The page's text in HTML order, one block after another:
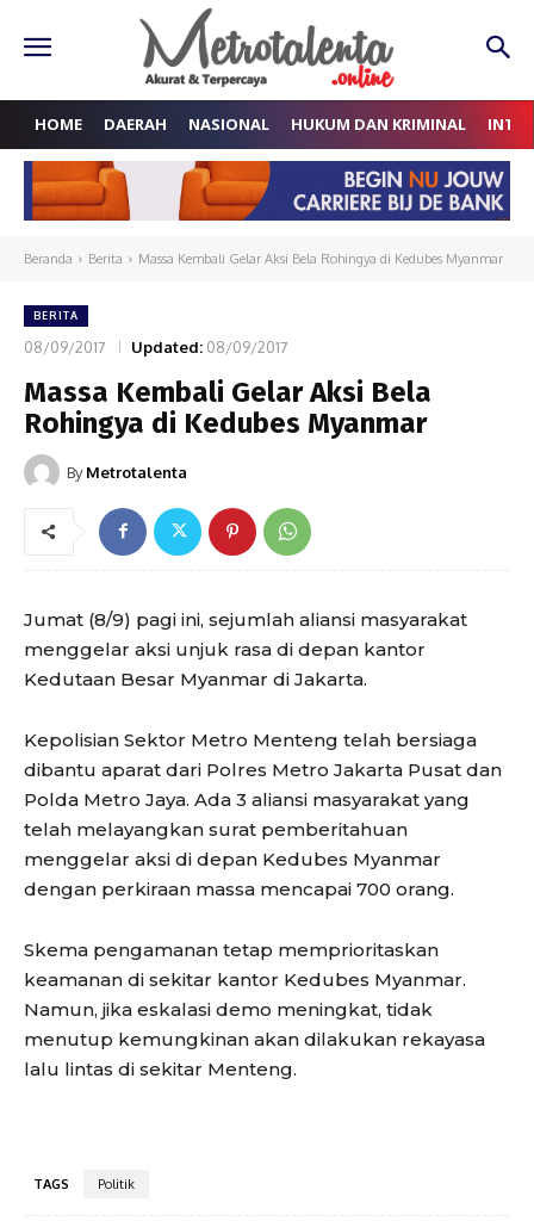
HOME DAERAH NASIONAL HUKUM DAN KRIMINAL
Beranda Berita Massa Kembali Gelar Aksi Bela Rohingya di Kedubes Myanmar
BERITA
08/09/2017 Updated: 08/09/2017
Massa Kembali Gelar Aksi Bela
Rohingya di Kedubes Myanmar
By Metrotalenta
Jumat (8/9) pagi ini, sejumlah aliansi masyarakat
menggelar aksi unjuk rasa di depan kantor
Kedutaan Besar Myanmar di Jakarta.
Kepolisian Sektor Metro Menteng telah bersiaga
dibantu aparat dari Polres Metro Jakarta Pusat dan
Polda Metro Jaya. Ada 3 aliansi masyarakat yang
telah melayangkan surat pemberitahuan
menggelar aksi di depan Kedubes Myanmar
dengan perkiraan massa mencapai 700 orang.
Skema pengamanan tetap memprioritaskan
keamanan di sekitar kantor Kedubes Myanmar.
Namun, jika eskalasi demo meningkat, tidak
menutup kemungkinan akan dilakukan rekayasa
lalu lintas di sekitar Menteng.
TAGS Politik